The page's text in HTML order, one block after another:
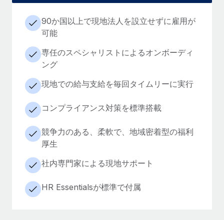
90か国以上で現地法人を設立せずに雇用が
可能
専任のスペシャリストによるオンボーディ
ング
現地での給与支給を毎回タイムリーに実行
コンプライアンス対策を標準搭載
競争力のある、柔軟で、地域密着型の福利
厚生
社内専門家による現地サポート
HR Essentialsが標準で付属